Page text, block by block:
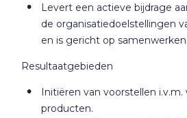
Levert een actieve bijdrage
de organisatiedoelstellingen
en is gericht op samenwerken.
Resultaatgebieden
Initiëren van voorstellen
producten.